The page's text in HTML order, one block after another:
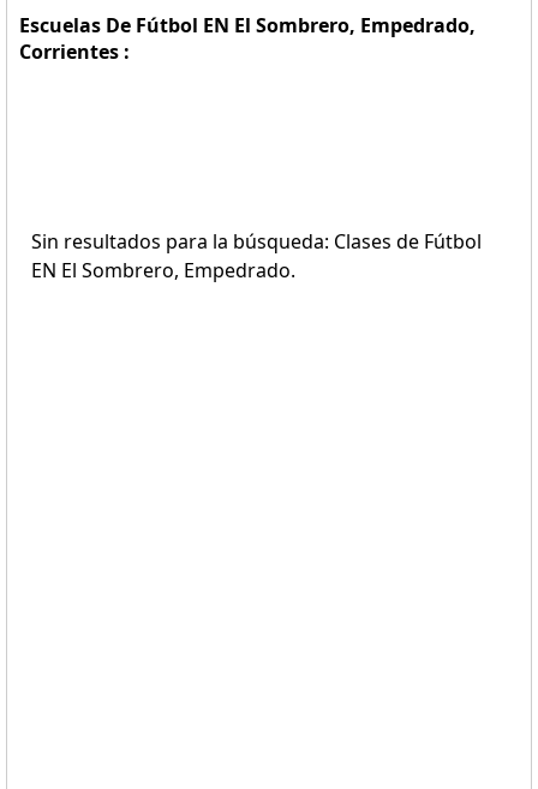
Escuelas De Fútbol EN El Sombrero, Empedrado,
Corrientes :
Sin resultados para la búsqueda: Clases de Fútbol
EN El Sombrero, Empedrado.